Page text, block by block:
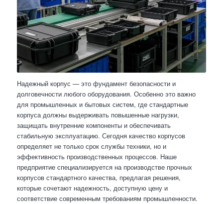
Надежный корпус — это фундамент безопасности и
долговечности любого оборудования. Особенно это важно
для промышленных и бытовых систем, где стандартные
корпуса должны выдерживать повышенные нагрузки,
защищать внутренние компоненты и обеспечивать
стабильную эксплуатацию. Сегодня качество корпусов
определяет не только срок службы техники, но и
эффективность производственных процессов. Наше
предприятие специализируется на производстве прочных
корпусов стандартного качества, предлагая решения,
которые сочетают надежность, доступную цену и
соответствие современным требованиям промышленности.